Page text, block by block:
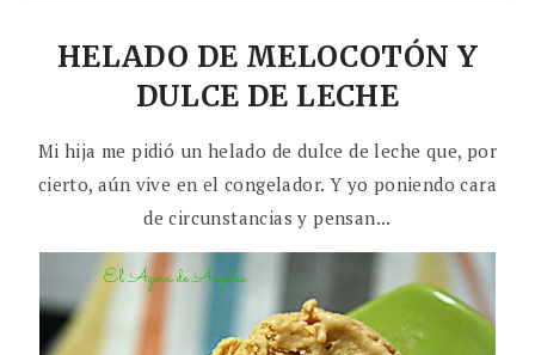
HELADO DE MELOCOTÓN Y
DULCE DE LECHE
Mi hija me pidió un helado de dulce de leche que, por
cierto, aún vive en el congelador. Y yo poniendo cara
de circunstancias y pensan...